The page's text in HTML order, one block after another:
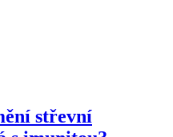
střevní